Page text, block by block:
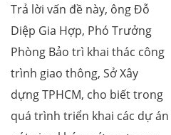
Trả lời vấn đề này, ông Đỗ
Diệp Gia Hợp, Phó Trưởng
Phòng Bảo trì khai thác công
trình giao thông, Sở Xây
dựng TPHCM, cho biết trong
quá trình triển khai các dự án